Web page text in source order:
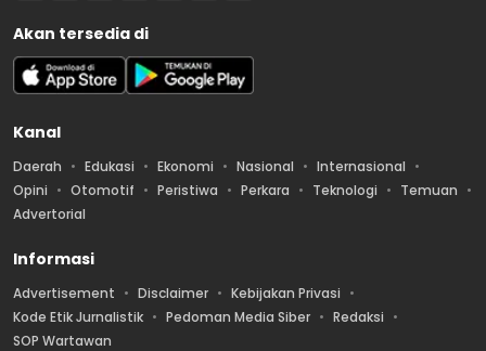
Akan tersedia di
Kanal
Daerah Edukasi Ekonomi Nasional
Internasional
Opini
Otomotif Peristiwa Perkara Teknologi
Temuan
Advertorial
Informasi
Advertisement Disclaimer
Kebijakan Privasi
Kode Etik Jurnalistik
Pedoman Media Siber
Redaksi
SOP Wartawan